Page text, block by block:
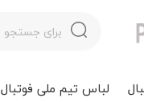
لباس تیم ملی فوتبال